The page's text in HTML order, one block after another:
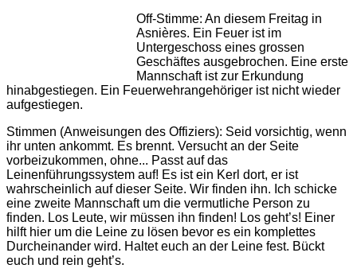
Off-Stimme: An diesem Freitag in
Asnières. Ein Feuer ist im
Untergeschoss eines grossen
Geschäftes ausgebrochen. Eine erste
Mannschaft ist zur Erkundung
hinabgestiegen. Ein Feuerwehrangehöriger ist nicht wieder
aufgestiegen.
Stimmen (Anweisungen des Offiziers): Seid vorsichtig, wenn
ihr unten ankommt. Es brennt. Versucht an der Seite
vorbeizukommen, ohne... Passt auf das
Leinenführungssystem auf! Es ist ein Kerl dort, er ist
wahrscheinlich auf dieser Seite. Wir finden ihn. Ich schicke
eine zweite Mannschaft um die vermutliche Person zu
finden. Los Leute, wir müssen ihn finden! Los geht’s! Einer
hilft hier um die Leine zu lösen bevor es ein komplettes
Durcheinander wird. Haltet euch an der Leine fest. Bückt
euch und rein geht’s.